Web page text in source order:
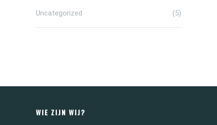
Uncategorized (5)
WIE ZIJN WIJ?